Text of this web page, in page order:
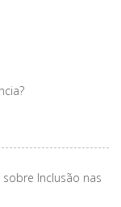
sobre Inclusão nas